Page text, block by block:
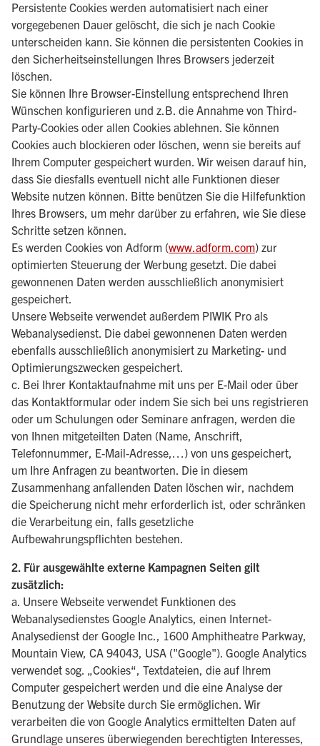
Persistente Cookies werden automatisiert nach einer
vorgegebenen Dauer gelöscht, die sich je nach Cookie
unterscheiden kann. Sie können die persistenten Cookies in
den Sicherheitseinstellungen Ihres Browsers jederzeit
löschen.
Sie können Ihre Browser-Einstellung entsprechend Ihren
Wünschen konfigurieren und z.B. die Annahme von Third-
Party-Cookies oder allen Cookies ablehnen. Sie können
Cookies auch blockieren oder löschen, wenn sie bereits auf
Ihrem Computer gespeichert wurden. Wir weisen darauf hin,
dass Sie diesfalls eventuell nicht alle Funktionen dieser
Website nutzen können. Bitte benützen Sie die Hilfefunktion
Ihres Browsers, um mehr darüber zu erfahren, wie Sie diese
Schritte setzen können.
Es werden Cookies von Adform (www.adform.com) zur
optimierten Steuerung der Werbung gesetzt. Die dabei
gewonnenen Daten werden ausschließlich anonymisiert
gespeichert.
Unsere Webseite verwendet außerdem PIWIK Pro als
Webanalysedienst. Die dabei gewonnenen Daten werden
ebenfalls ausschließlich anonymisiert zu Marketing- und
Optimierungszwecken gespeichert.
c. Bei Ihrer Kontaktaufnahme mit uns per E-Mail oder über
das Kontaktformular oder indem Sie sich bei uns registrieren
oder um Schulungen oder Seminare anfragen, werden die
von Ihnen mitgeteilten Daten (Name, Anschrift,
Telefonnummer, E-Mail-Adresse,…) von uns gespeichert,
um Ihre Anfragen zu beantworten. Die in diesem
Zusammenhang anfallenden Daten löschen wir, nachdem
die Speicherung nicht mehr erforderlich ist, oder schränken
die Verarbeitung ein, falls gesetzliche
Aufbewahrungspflichten bestehen.
2. Für ausgewählte externe Kampagnen Seiten gilt
zusätzlich:
a. Unsere Webseite verwendet Funktionen des
Webanalysedienstes Google Analytics, einen Internet-
Analysedienst der Google Inc., 1600 Amphitheatre Parkway,
Mountain View, CA 94043, USA ("Google"). Google Analytics
verwendet sog. „Cookies“, Textdateien, die auf Ihrem
Computer gespeichert werden und die eine Analyse der
Benutzung der Website durch Sie ermöglichen. Wir
verarbeiten die von Google Analytics ermittelten Daten auf
Grundlage unseres überwiegenden berechtigten Interesses,